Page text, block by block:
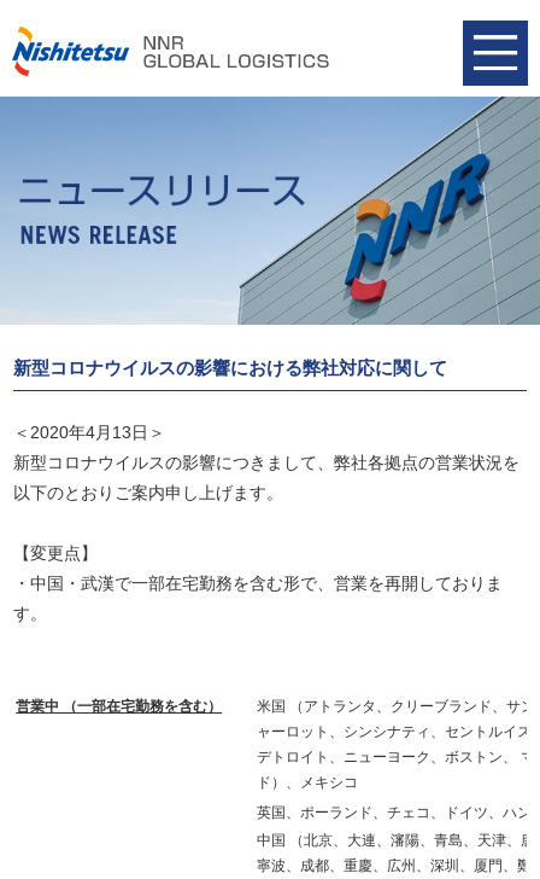
新型コロナウイルスの影響における弊社対応に関して
＜2020年4月13日＞
新型コロナウイルスの影響につきまして、弊社各拠点の営業状況を
以下のとおりご案内申し上げます。
【変更点】
・中国・武漢で一部在宅勤務を含む形で、営業を再開しておりま
す。
営業中 （一部在宅勤務を含む）
米国 （アトランタ、クリーブランド、サ
ャーロット、シンシナティ、セントルイス
デトロイト、ニューヨーク、ボストン、
ド）、メキシコ
英国、ポーランド、チェコ、ドイツ、ハン
中国 （北京、大連、瀋陽、青島、天津、
寧波、成都、重慶、広州、深圳、厦門、鄭